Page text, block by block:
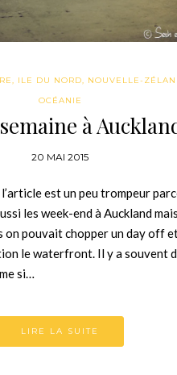
, ILE DU NORD, NOUVELLE-
OCÉANIE
à
20 MAI 2015
est un peu trompeur
les week-end à Auckland
on pouvait chopper un day off
le waterfront. Il y a souvent
si…
LIRE LA SUITE